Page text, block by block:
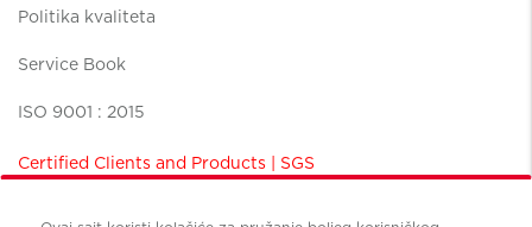
Politika kvaliteta
Service Book
ISO 9001 : 2015
Certified Clients and Products | SGS